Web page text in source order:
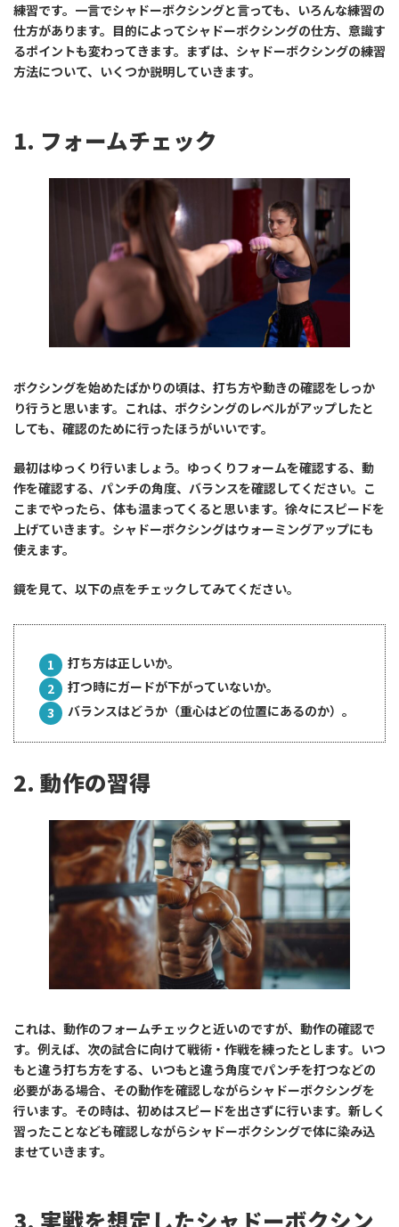
練習です。一言でシャドーボクシングと言っても、いろんな練習の
仕方があります。目的によってシャドーボクシングの仕方、意識す
るポイントも変わってきます。まずは、シャドーボクシングの練習
方法について、いくつか説明していきます。
1. フォームチェック
ボクシングを始めたばかりの頃は、打ち方や動きの確認をしっか
り行うと思います。これは、ボクシングのレベルがアップしたと
しても、確認のために行ったほうがいいです。
最初はゆっくり行いましょう。ゆっくりフォームを確認する、動
作を確認する、パンチの角度、バランスを確認してください。こ
こまでやったら、体も温まってくると思います。徐々にスピードを
上げていきます。シャドーボクシングはウォーミングアップにも
使えます。
鏡を見て、以下の点をチェックしてみてください。
打ち方は正しいか。
打つ時にガードが下がっていないか。
バランスはどうか（重心はどの位置にあるのか）。
2. 動作の習得
これは、動作のフォームチェックと近いのですが、動作の確認で
す。例えば、次の試合に向けて戦術・作戦を練ったとします。いつ
もと違う打ち方をする、いつもと違う角度でパンチを打つなどの
必要がある場合、その動作を確認しながらシャドーボクシングを
行います。その時は、初めはスピードを出さずに行います。新しく
習ったことなども確認しながらシャドーボクシングで体に染み込
ませていきます。
3. 実戦を想定したシャドーボクシン